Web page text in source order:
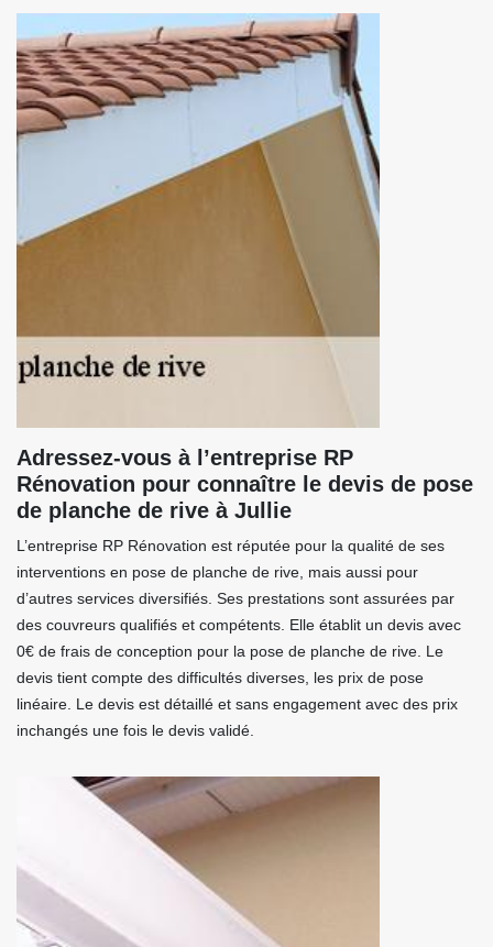
Adressez-vous à l’entreprise RP
Rénovation pour connaître le devis de pose
de planche de rive à Jullie
L’entreprise RP Rénovation est réputée pour la qualité de ses
interventions en pose de planche de rive, mais aussi pour
d’autres services diversifiés. Ses prestations sont assurées par
des couvreurs qualifiés et compétents. Elle établit un devis avec
0€ de frais de conception pour la pose de planche de rive. Le
devis tient compte des difficultés diverses, les prix de pose
linéaire. Le devis est détaillé et sans engagement avec des prix
inchangés une fois le devis validé.